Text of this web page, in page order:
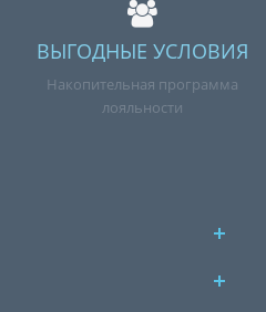
ВЫГОДНЫЕ УСЛОВИЯ
Накопительная программа
лояльности